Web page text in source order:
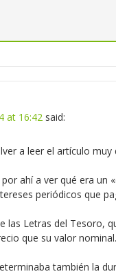
at 16:42 said:
a leer el artículo
ahí a ver qué era un
periódicos que
las Letras del Tesoro,
que su valor nominal.
también la